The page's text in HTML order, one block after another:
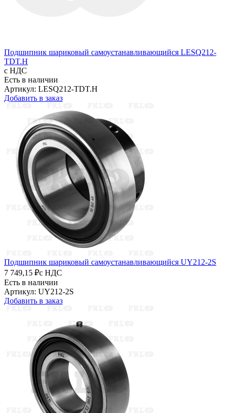
Подшипник шариковый самоустанавливающийся LESQ212-
TDT.H
с НДС
Есть в наличии
Артикул: LESQ212-TDT.H
Добавить в заказ
Подшипник шариковый самоустанавливающийся UY212-2S
7 749,15 ₽с НДС
Есть в наличии
Артикул: UY212-2S
Добавить в заказ